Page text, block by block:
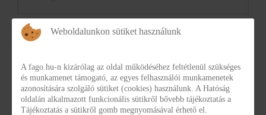
Weboldalunkon sütiket használunk
A fago.hu-n kizárólag az oldal működéséhez feltétlenül szükséges
és munkamenet támogató, az egyes felhasználói munkamenetek
azonosítására szolgáló sütiket (cookies) használunk. A Hatóság
oldalán alkalmazott funkcionális sütikről bővebb tájékoztatás a
Tájékoztatás a sütikről gomb megnyomásával érhető el.